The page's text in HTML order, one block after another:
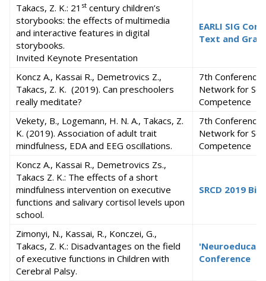
Takacs, Z. K.: 21 st century children’s
storybooks: the effects of multimedia
and interactive features in digital
storybooks.
Invited Keynote Presentation
EARLI SIG
Text and
Koncz A., Kassai R., Demetrovics Z.,
Takacs, Z. K. (2019). Can preschoolers
really meditate?
7th Conference
Network for
Competence
Vekety, B., Logemann, H. N. A., Takacs, Z.
K. (2019). Association of adult trait
mindfulness, EDA and EEG oscillations.
7th Conference
Network for
Competence
Koncz A., Kassai R., Demetrovics Zs.,
Takacs Z. K.: The effects of a short
mindfulness intervention on executive
functions and salivary cortisol levels upon
school.
SRCD 2019
Zimonyi, N., Kassai, R., Konczei, G.,
Takacs, Z. K.: Disadvantages on the field
of executive functions in Children with
Cerebral Palsy.
Conference